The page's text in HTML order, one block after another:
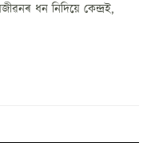
ধন নিদিয়ে কেন্দ্ৰই,